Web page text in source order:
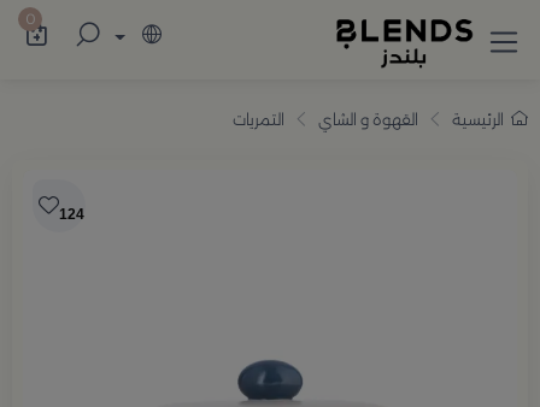
تسوّق من بلندز تشكيلة تضم ترامس القهوة 0
الرئيسية القهوة و الشاي التمريات
124